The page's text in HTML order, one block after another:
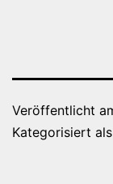
Veröffentlicht
Kategorisiert als